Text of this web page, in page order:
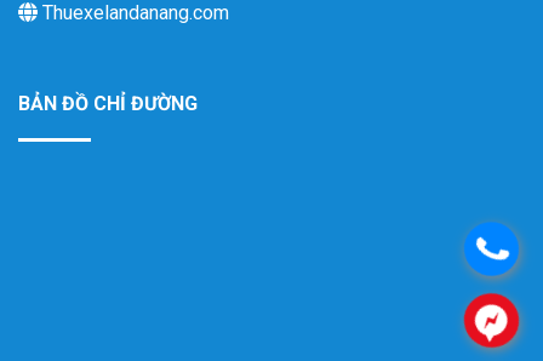
Thuexelandanang.com
BẢN ĐỒ CHỈ ĐƯỜNG
.
.